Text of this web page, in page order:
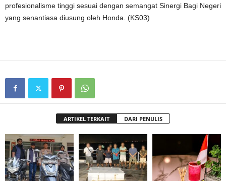
profesionalisme tinggi sesuai dengan semangat Sinergi Bagi Negeri
yang senantiasa diusung oleh Honda. (KS03)
ARTIKEL TERKAIT DARI PENULIS